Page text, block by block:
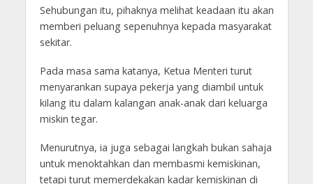
Sehubungan itu, pihaknya melihat keadaan itu akan
memberi peluang sepenuhnya kepada masyarakat
sekitar.
Pada masa sama katanya, Ketua Menteri turut
menyarankan supaya pekerja yang diambil untuk
kilang itu dalam kalangan anak-anak dari keluarga
miskin tegar.
Menurutnya, ia juga sebagai langkah bukan sahaja
untuk menoktahkan dan membasmi kemiskinan,
tetapi turut memerdekakan kadar kemiskinan di